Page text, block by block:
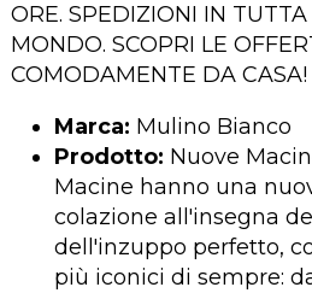
ORE. SPEDIZIONI IN
MONDO. SCOPRI LE
COMODAMENTE DA CASA!
Marca: Mulino Bianco
Prodotto: Nuove
Macine hanno una
colazione all'insegna
dell'inzuppo perfetto,
più iconici di sempre: